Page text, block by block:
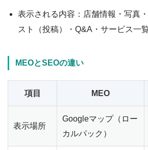
表示される内容：店舗情報・写真
スト（投稿）・Q&A・サービス一
MEOとSEOの違い
項目 MEO
表示場所
Googleマップ（ロー
カルパック）